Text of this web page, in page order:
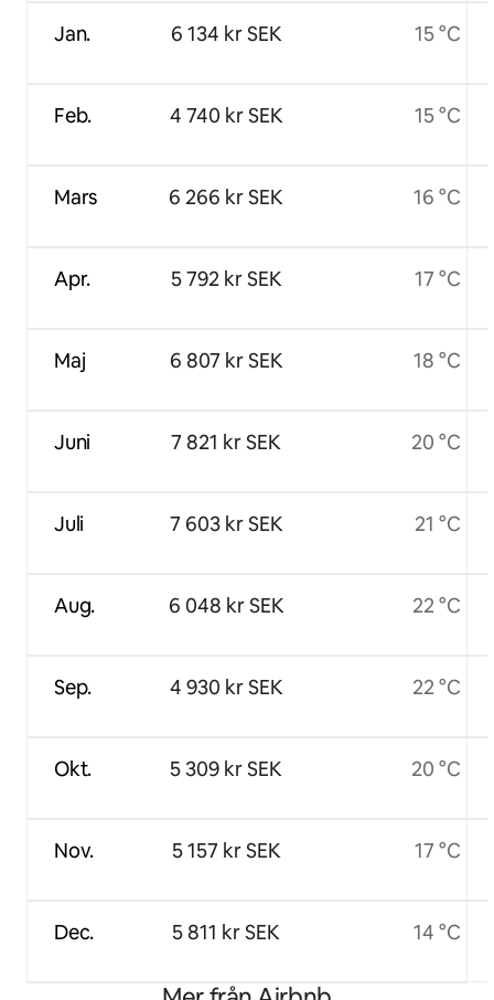
Jan.
Feb.
Mars
Apr.
Maj
Juni
Juli
Aug.
Sep.
Okt.
Nov.
Dec.
6 134 kr SEK
4 740 kr SEK
6 266 kr SEK
5 792 kr SEK
6 807 kr SEK
7 821 kr SEK
7 603 kr SEK
6 048 kr SEK
4 930 kr SEK
5 309 kr SEK
5 157 kr SEK
5 811 kr SEK
15 °C
15 °C
16 °C
17 °C
18 °C
20 °C
21 °C
22 °C
22 °C
20 °C
17 °C
14 °C